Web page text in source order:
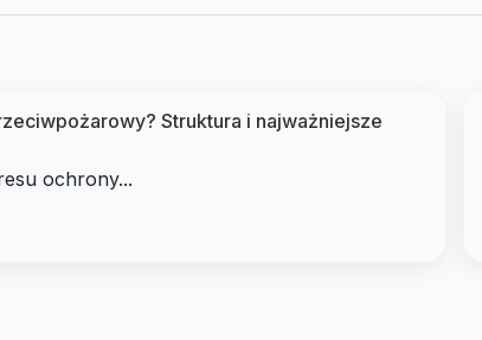
Struktura i najważniejsze
ochrony...